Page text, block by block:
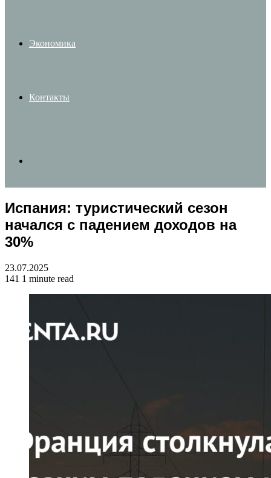
Экономика
Контакты
for
Испания: туристический сезон
начался с падением доходов на
30%
23.07.2025
141 1 minute read